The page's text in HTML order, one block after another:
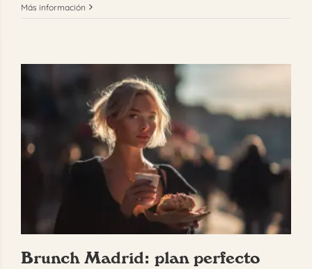
Más información
Brunch Madrid: plan perfecto